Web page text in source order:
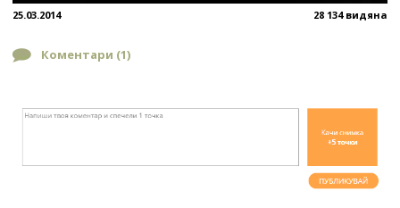
25.03.2014 28 134 видяна
Коментари (1)